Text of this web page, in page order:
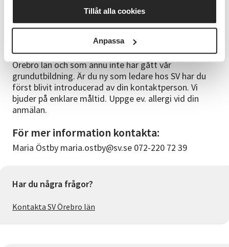
Tillåt alla cookies
Anpassa
via telefon 019-611 94 80 eller e-post
Utbildningen vänder sig till dig som är ledare hos SV
Örebro län och som ännu inte har gått vår
grundutbildning. Är du ny som ledare hos SV har du
först blivit introducerad av din kontaktperson. Vi
bjuder på enklare måltid. Uppge ev. allergi vid din
anmälan.
För mer information kontakta:
Maria Östby maria.ostby@sv.se 072-220 72 39
Har du några frågor?
Kontakta SV Örebro län